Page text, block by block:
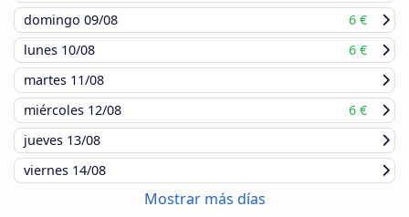
domingo 09/08
6 €
lunes 10/08
6 €
martes 11/08
miércoles 12/08
6 €
jueves 13/08
viernes 14/08
Mostrar más días